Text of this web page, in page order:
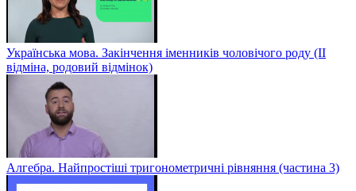
Українська мова. Закінчення іменників чоловічого роду (ІІ
відміна, родовий відмінок)
Алгебра. Найпростіші тригонометричні рівняння (частина 3)